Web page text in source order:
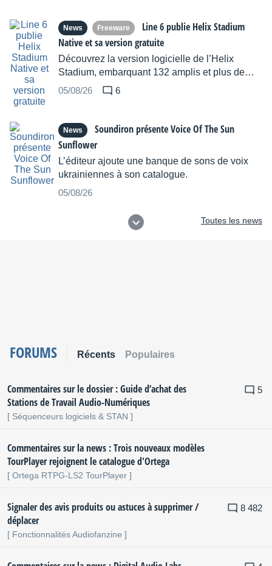
News Freeware
Line 6 publie Helix Stadium
Native et sa version gratuite
Découvrez la version logicielle de l’Helix
Stadium, embarquant 132 amplis et plus de
260 effets virtuels.
05/08/26 6
News
Soundiron présente Voice Of The Sun
Sunflower
L’éditeur ajoute une banque de sons de voix
ukrainiennes à son catalogue.
05/08/26
Toutes les news
FORUMS Récents Populaires
Commentaires sur le dossier : Guide d’achat des
Stations de Travail Audio-Numériques
[ Séquenceurs logiciels & STAN ]
5
Commentaires sur la news : Trois nouveaux modèles
TourPlayer rejoignent le catalogue d'Ortega
[ Ortega RTPG-LS2 TourPlayer ]
Signaler des avis produits ou astuces à supprimer /
déplacer
[ Fonctionnalités Audiofanzine ]
8 482